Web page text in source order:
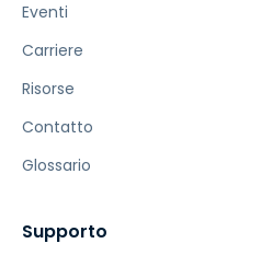
Eventi
Carriere
Risorse
Contatto
Glossario
Supporto